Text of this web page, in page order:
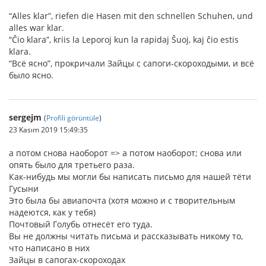
“Alles klar”, riefen die Hasen mit den schnellen Schuhen, und
alles war klar.
“Ĉio klara”, kriis la Leporoj kun la rapidaj Ŝuoj, kaj ĉio estis
klara.
“Всё ясно”, прокричали Зайцы с сапоги-скороходыми, и всё
было ясно.
sergejm (Profili görüntüle)
23 Kasım 2019 15:49:35
а потом снова наоборот => а потом наоборот; снова или
опять было для третьего раза.
Как-нибудь мы могли бы написать письмо для нашей тёти
Гусыни
Это была бы авиапочта (хотя можно и с творительным
надеются, как у тебя)
Почтовый Голубь отнесёт его туда.
Вы не должны читать письма и рассказывать никому то,
что написано в них
Зайцы в сапогах-скороходах